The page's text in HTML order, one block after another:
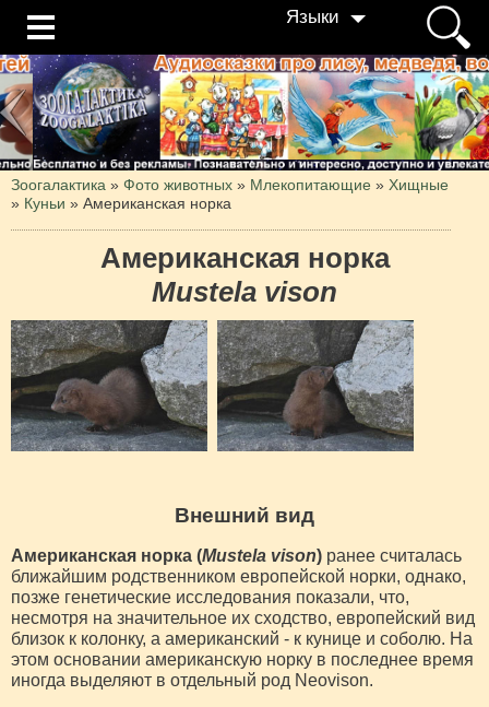
Языки
Зоогалактика » Фото животных » Млекопитающие » Хищные
» Куньи » Американская норка
Американская норка
Mustela vison
Внешний вид
Американская норка (Mustela vison) ранее считалась
ближайшим родственником европейской норки, однако,
позже генетические исследования показали, что,
несмотря на значительное их сходство, европейский вид
близок к колонку, а американский - к кунице и соболю. На
этом основании американскую норку в последнее время
иногда выделяют в отдельный род Neovison.